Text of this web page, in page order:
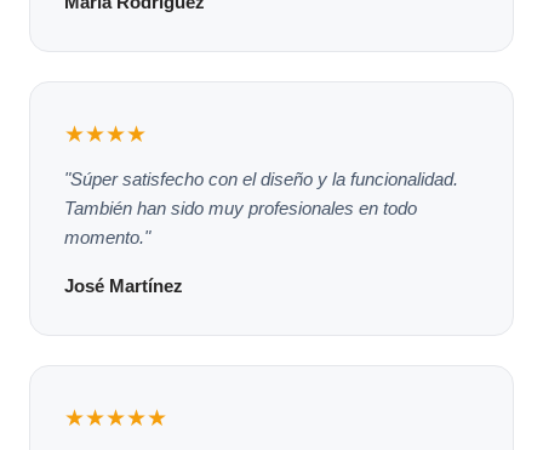
★★★★
"Súper satisfecho con el diseño y la funcionalidad.
También han sido muy profesionales en todo
momento."
José Martínez
★★★★★